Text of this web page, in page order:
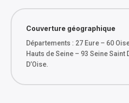
Couverture géographique
Départements : 27 Eure – 60
Hauts de Seine – 93 Seine Saint
D’Oise.